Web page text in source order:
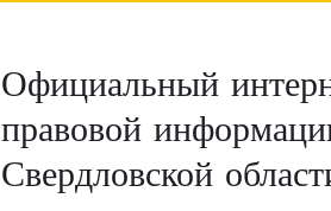
Официальный
правовой
Свердловской